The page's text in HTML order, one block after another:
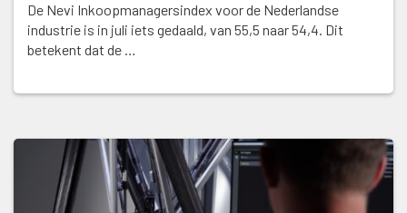
De Nevi Inkoopmanagersindex voor de Nederlandse
industrie is in juli iets gedaald, van 55,5 naar 54,4. Dit
betekent dat de …